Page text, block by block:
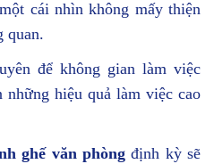
cái nhìn không mấy thiện
quan.
để không gian làm việc
những hiệu quả làm việc cao
ghế văn phòng định kỳ sẽ